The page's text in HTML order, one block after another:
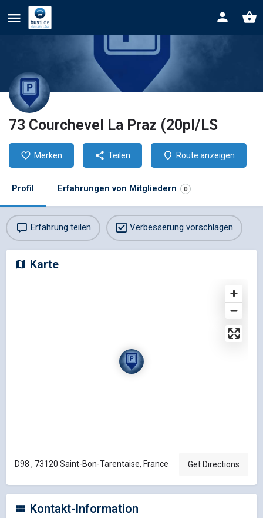
73 Courchevel La Praz (20pl/LS
Merken Teilen Route anzeigen
Profil Erfahrungen von Mitgliedern 0
Erfahrung teilen Verbesserung vorschlagen
Karte
D98 , 73120 Saint-Bon-Tarentaise, France Get Directions
Kontakt-Information